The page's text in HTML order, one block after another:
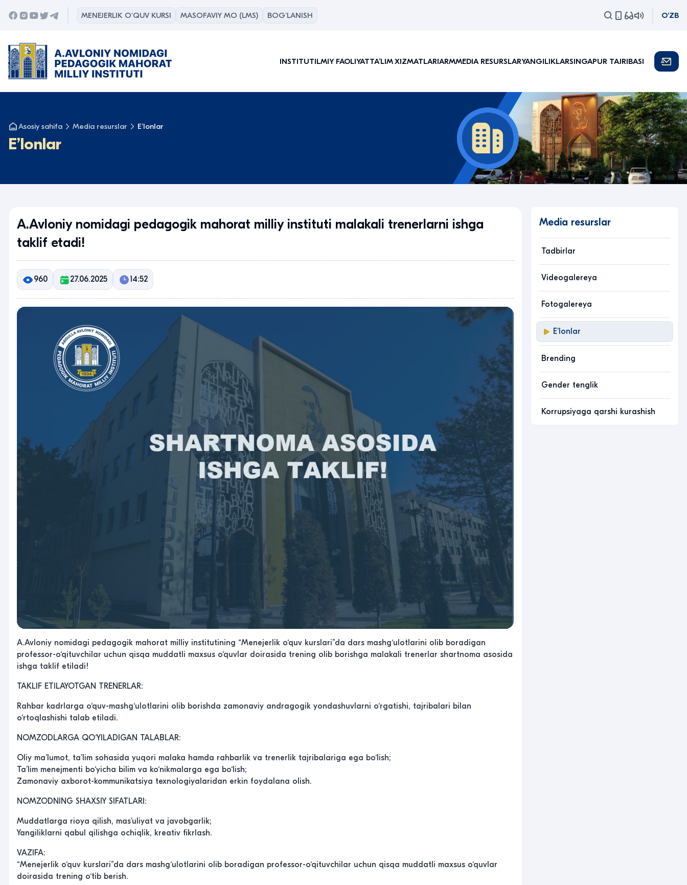
MENEJERLIK O'QUV KURSI MASOFAVIY MO (LMS) BOG‘LANISH O‘ZB
INSTITUTILMIY FAOLIYATTAʼLIM XIZMATLARIARMMEDIA RESURSLARYANGILIKLARSINGAPUR TAJRIBASI
Asosiy sahifa Media resurslar Eʼlonlar
Eʼlonlar
A.Avloniy nomidagi pedagogik mahorat milliy instituti malakali trenerlarni ishga
taklif etadi!
960 27.06.2025 14:52
A.Avloniy nomidagi pedagogik mahorat milliy institutining “Menejerlik o‘quv kurslari”da dars mashg‘ulotlarini olib boradigan
professor-o‘qituvchilar uchun qisqa muddatli maxsus o‘quvlar doirasida trening olib borishga malakali trenerlar shartnoma asosida
ishga taklif etiladi!
TAKLIF ETILAYOTGAN TRENERLAR:
Rahbar kadrlarga o‘quv-mashg‘ulotlarini olib borishda zamonaviy andragogik yondashuvlarni o‘rgatishi, tajribalari bilan
o‘rtoqlashishi talab etiladi.
NOMZODLARGA QO‘YILADIGAN TALABLAR:
Oliy ma’lumot, ta’lim sohasida yuqori malaka hamda rahbarlik va trenerlik tajribalariga ega bo‘lish;
Ta’lim menejmenti bo‘yicha bilim va ko‘nikmalarga ega bo‘lish;
Zamonaviy axborot-kommunikatsiya texnologiyalaridan erkin foydalana olish.
NOMZODNING SHAXSIY SIFATLARI:
Muddatlarga rioya qilish, mas’uliyat va javobgarlik;
Yangiliklarni qabul qilishga ochiqlik, kreativ fikrlash.
VAZIFA:
“Menejerlik o‘quv kurslari”da dars mashg‘ulotlarini olib boradigan professor-o‘qituvchilar uchun qisqa muddatli maxsus o‘quvlar
doirasida trening o‘tib berish.
Media resurslar
Tadbirlar
Videogalereya
Fotogalereya
Eʼlonlar
Brending
Gender tenglik
Korrupsiyaga qarshi kurashish